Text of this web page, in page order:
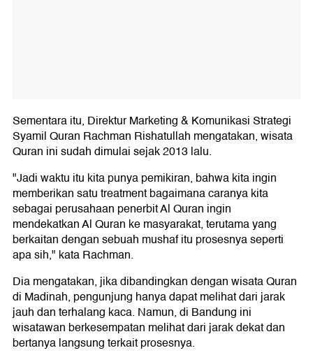
Sementara itu, Direktur Marketing & Komunikasi Strategi
Syamil Quran Rachman Rishatullah mengatakan, wisata
Quran ini sudah dimulai sejak 2013 lalu.
"Jadi waktu itu kita punya pemikiran, bahwa kita ingin
memberikan satu treatment bagaimana caranya kita
sebagai perusahaan penerbit Al Quran ingin
mendekatkan Al Quran ke masyarakat, terutama yang
berkaitan dengan sebuah mushaf itu prosesnya seperti
apa sih," kata Rachman.
Dia mengatakan, jika dibandingkan dengan wisata Quran
di Madinah, pengunjung hanya dapat melihat dari jarak
jauh dan terhalang kaca. Namun, di Bandung ini
wisatawan berkesempatan melihat dari jarak dekat dan
bertanya langsung terkait prosesnya.